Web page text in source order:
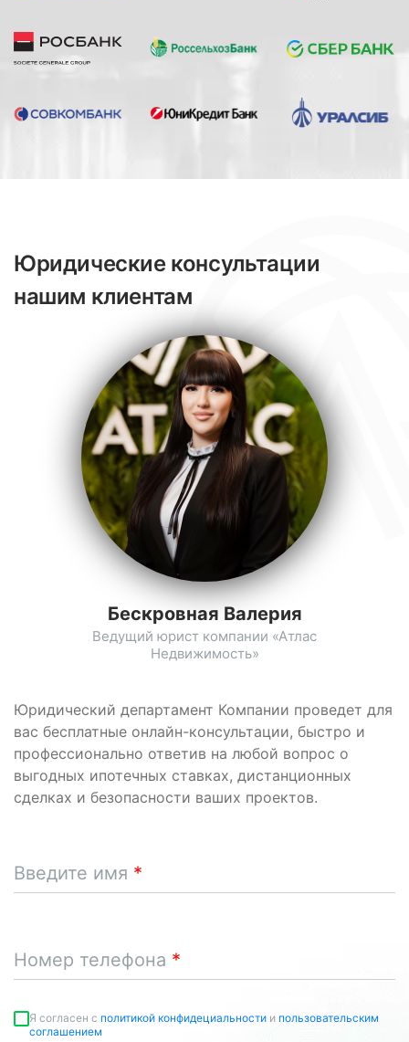
Юридические консультации
нашим клиентам
Юридический департамент Компании проведет для
вас бесплатные онлайн-консультации, быстро и
профессионально ответив на любой вопрос о
выгодных ипотечных ставках, дистанционных
сделках и безопасности ваших проектов.
Введите имя
Номер телефона
Я согласен c политикой конфидециальности и пользовательским
соглашением
Бескровная Валерия
Ведущий юрист компании «Атлас
Недвижимость»